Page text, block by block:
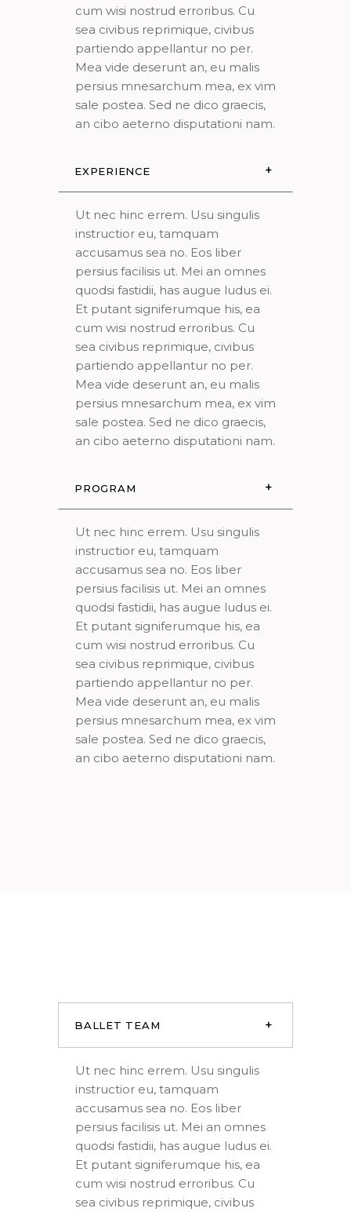
cum wisi nostrud erroribus. Cu
sea civibus reprimique, civibus
partiendo appellantur no per.
Mea vide deserunt an, eu malis
persius mnesarchum mea, ex vim
sale postea. Sed ne dico graecis,
an cibo aeterno disputationi nam.
EXPERIENCE
Ut nec hinc errem. Usu singulis
instructior eu, tamquam
accusamus sea no. Eos liber
persius facilisis ut. Mei an omnes
quodsi fastidii, has augue ludus ei.
Et putant signiferumque his, ea
cum wisi nostrud erroribus. Cu
sea civibus reprimique, civibus
partiendo appellantur no per.
Mea vide deserunt an, eu malis
persius mnesarchum mea, ex vim
sale postea. Sed ne dico graecis,
an cibo aeterno disputationi nam.
PROGRAM
Ut nec hinc errem. Usu singulis
instructior eu, tamquam
accusamus sea no. Eos liber
persius facilisis ut. Mei an omnes
quodsi fastidii, has augue ludus ei.
Et putant signiferumque his, ea
cum wisi nostrud erroribus. Cu
sea civibus reprimique, civibus
partiendo appellantur no per.
Mea vide deserunt an, eu malis
persius mnesarchum mea, ex vim
sale postea. Sed ne dico graecis,
an cibo aeterno disputationi nam.
BALLET TEAM
Ut nec hinc errem. Usu singulis
instructior eu, tamquam
accusamus sea no. Eos liber
persius facilisis ut. Mei an omnes
quodsi fastidii, has augue ludus ei.
Et putant signiferumque his, ea
cum wisi nostrud erroribus. Cu
sea civibus reprimique, civibus